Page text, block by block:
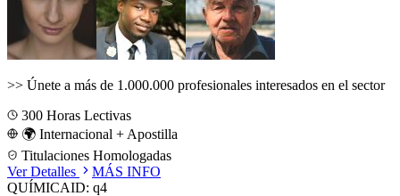
>> Únete a más de 1.000.000 profesionales interesados en el sector
300 Horas Lectivas
🌍 Internacional + Apostilla
Titulaciones Homologadas
Ver Detalles
MÁS INFO
QUÍMICAID: q4